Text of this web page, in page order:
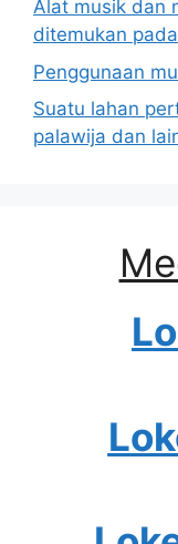
Alat musik dan
ditemukan
Penggunaan
Suatu lahan
palawija dan